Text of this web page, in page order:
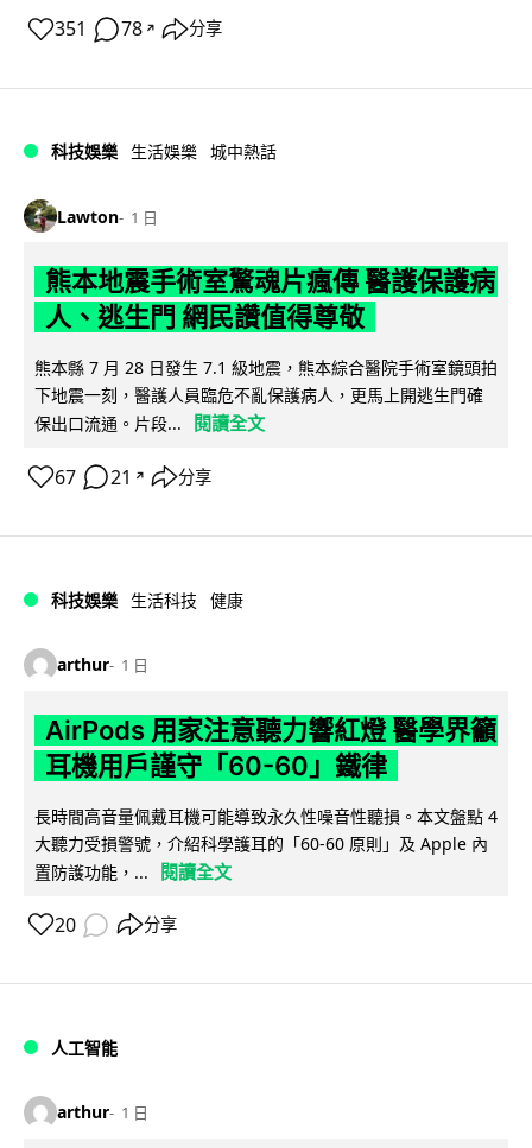
351 78 ↗ 分享
科技娛樂 生活娛樂 城中熱話
Lawton 1 日
熊本地震手術室驚魂片瘋傳 醫護保護病
人、逃生門 網民讚值得尊敬
熊本縣 7 月 28 日發生 7.1 級地震，熊本綜合醫院手術室鏡頭拍
下地震一刻，醫護人員臨危不亂保護病人，更馬上開逃生門確
保出口流通。片段...
閱讀全文
67 21 ↗ 分享
科技娛樂 生活科技 健康
arthur 1 日
AirPods 用家注意聽力響紅燈 醫學界籲
耳機用戶謹守「60-60」鐵律
長時間高音量佩戴耳機可能導致永久性噪音性聽損。本文盤點 4
大聽力受損警號，介紹科學護耳的「60-60 原則」及 Apple 內
置防護功能，...
閱讀全文
20 分享
人工智能
arthur 1 日